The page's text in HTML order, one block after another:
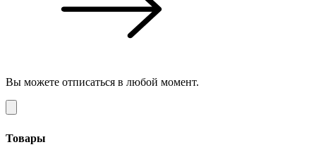
Вы можете отписаться в любой момент.
Товары